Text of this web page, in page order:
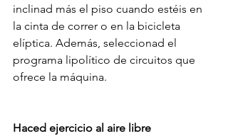
inclinad más el piso cuando estéis en
la cinta de correr o en la bicicleta
elíptica. Además, seleccionad el
programa lipolítico de circuitos que
ofrece la máquina.
Haced ejercicio al aire libre